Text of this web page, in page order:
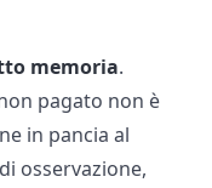
memoria.
pagato non è
in pancia al
osservazione,